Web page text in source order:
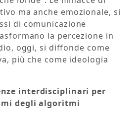
ma anche emozionale, si
di comunicazione
la percezione in
oggi, si diffonde come
più che come ideologia
interdisciplinari per
degli algoritmi